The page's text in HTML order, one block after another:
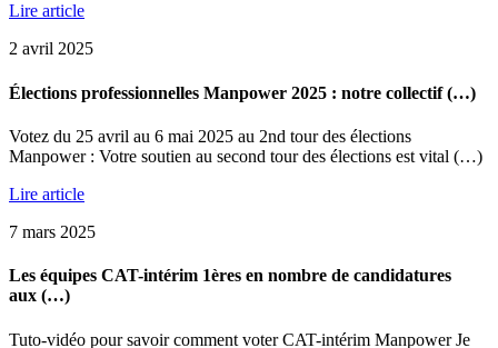
Lire article
2 avril 2025
Élections professionnelles Manpower 2025 : notre collectif (…)
Votez du 25 avril au 6 mai 2025 au 2nd tour des élections
Manpower : Votre soutien au second tour des élections est vital (…)
Lire article
7 mars 2025
Les équipes CAT-intérim 1ères en nombre de candidatures
aux (…)
Tuto-vidéo pour savoir comment voter CAT-intérim Manpower Je